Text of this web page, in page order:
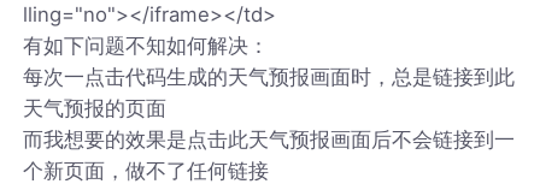
lling="no"></iframe></td>
有如下问题不知如何解决：
每次一点击代码生成的天气预报画面时，总是链接到此
天气预报的页面
而我想要的效果是点击此天气预报画面后不会链接到一
个新页面，做不了任何链接